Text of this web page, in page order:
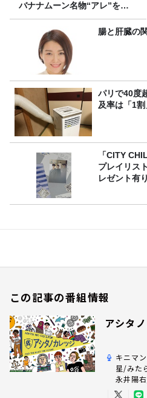
バナナムーン名物“アレ”を喰
らう」
腸と肝臓の
パリで40度
及率は「1
「CITY
プレイリス
レゼント有り
この記事の番組情報
アシタ
キニマ
星/みた
永井陽